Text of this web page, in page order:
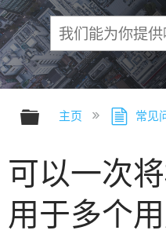
扩展/隐缩全
主页 常见
可以一次
用于多个用